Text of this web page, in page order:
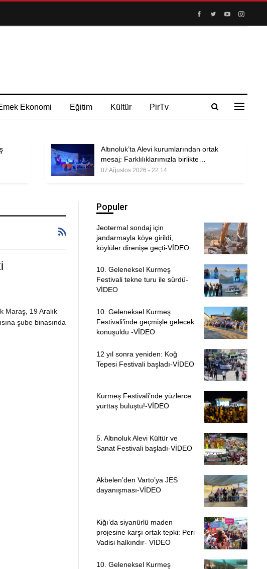
Ekonomi Eğitim Kültür PirTv
Altınoluk’ta Alevi kurumlarından ortak
mesaj: Farklılıklarımızla birlikte…
07 Ağustos 2026 - 22:14
Maraş, 19 Aralık
şube binasında
Populer
Jeotermal sondaj için
jandarmayla köye girildi,
köylüler direnişe geçti-VİDEO
10. Geleneksel Kurmeş
Festivali tekne turu ile sürdü-
VİDEO
10. Geleneksel Kurmeş
Festivali’inde geçmişle gelecek
konuşuldu -VİDEO
12 yıl sonra yeniden: Koğ
Tepesi Festivali başladı-VİDEO
Kurmeş Festivali’nde yüzlerce
yurttaş buluştu!-VİDEO
5. Altınoluk Alevi Kültür ve
Sanat Festivali başladı-VİDEO
Akbelen’den Varto’ya JES
dayanışması-VİDEO
Kiğı’da siyanürlü maden
projesine karşı ortak tepki: Peri
Vadisi halkındır- VİDEO
10. Geleneksel Kurmeş